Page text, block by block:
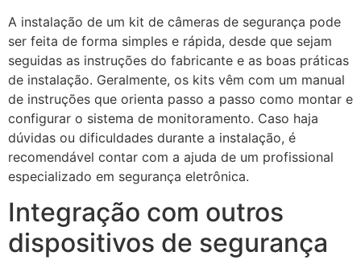
A instalação de um kit de câmeras de segurança pode
ser feita de forma simples e rápida, desde que sejam
seguidas as instruções do fabricante e as boas práticas
de instalação. Geralmente, os kits vêm com um manual
de instruções que orienta passo a passo como montar e
configurar o sistema de monitoramento. Caso haja
dúvidas ou dificuldades durante a instalação, é
recomendável contar com a ajuda de um profissional
especializado em segurança eletrônica.
Integração com outros
dispositivos de segurança